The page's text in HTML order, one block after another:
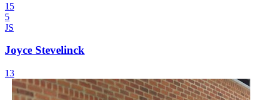
15
5
JS
Joyce Stevelinck
13